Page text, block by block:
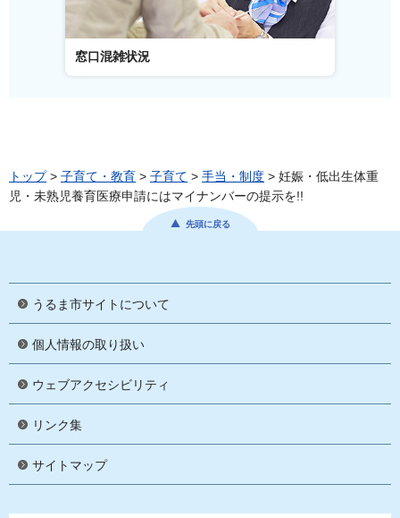
窓口混雑状況
トップ> 子育て・教育 > 子育て > 手当・制度 > 妊娠・低出生体重
児・未熟児養育医療申請にはマイナンバーの提示を!!
先頭に戻る
うるま市サイトについて
個人情報の取り扱い
ウェブアクセシビリティ
リンク集
サイトマップ